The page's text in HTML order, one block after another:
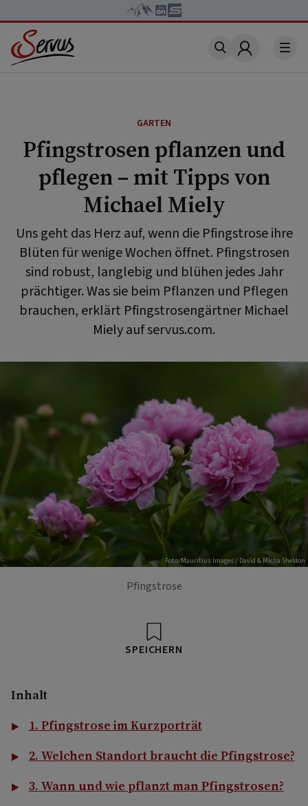
Account
GARTEN
Pfingstrosen pflanzen und
pflegen – mit Tipps von
Michael Miely
Uns geht das Herz auf, wenn die Pfingstrose ihre
Blüten für wenige Wochen öffnet. Pfingstrosen
sind robust, langlebig und blühen jedes Jahr
prächtiger. Was sie beim Pflanzen und Pflegen
brauchen, erklärt Pfingstrosengärtner Michael
Miely auf servus.com.
Foto: Mauritius Images / David & Micha Sheldon
Pfingstrose
SPEICHERN
Inhalt
1. Pfingstrose im Kurzporträt
2. Welchen Standort braucht die Pfingstrose?
3. Wann und wie pflanzt man Pfingstrosen?